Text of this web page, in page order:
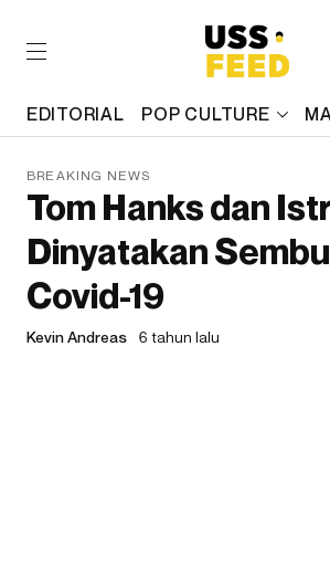
EDITORIAL POP CULTURE
BREAKING NEWS
Tom Hanks dan
Dinyatakan
Covid-19
Kevin Andreas 6 tahun lalu